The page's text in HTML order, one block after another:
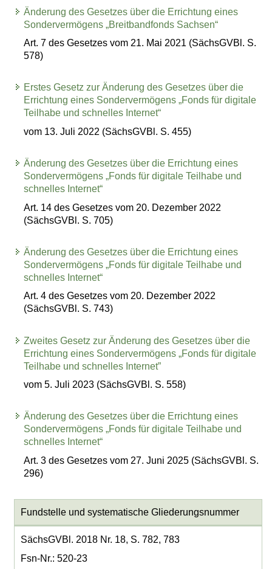
Änderung des Gesetzes über die Errichtung eines
Sondervermögens „Breitbandfonds Sachsen“
Art. 7 des Gesetzes vom 21. Mai 2021 (SächsGVBl. S.
578)
Erstes Gesetz zur Änderung des Gesetzes über die
Errichtung eines Sondervermögens „Fonds für digitale
Teilhabe und schnelles Internet“
vom 13. Juli 2022 (SächsGVBl. S. 455)
Änderung des Gesetzes über die Errichtung eines
Sondervermögens „Fonds für digitale Teilhabe und
schnelles Internet“
Art. 14 des Gesetzes vom 20. Dezember 2022
(SächsGVBl. S. 705)
Änderung des Gesetzes über die Errichtung eines
Sondervermögens „Fonds für digitale Teilhabe und
schnelles Internet“
Art. 4 des Gesetzes vom 20. Dezember 2022
(SächsGVBl. S. 743)
Zweites Gesetz zur Änderung des Gesetzes über die
Errichtung eines Sondervermögens „Fonds für digitale
Teilhabe und schnelles Internet”
vom 5. Juli 2023 (SächsGVBl. S. 558)
Änderung des Gesetzes über die Errichtung eines
Sondervermögens „Fonds für digitale Teilhabe und
schnelles Internet“
Art. 3 des Gesetzes vom 27. Juni 2025 (SächsGVBl. S.
296)
Fundstelle und systematische Gliederungsnummer
SächsGVBl. 2018 Nr. 18, S. 782, 783
Fsn-Nr.: 520-23